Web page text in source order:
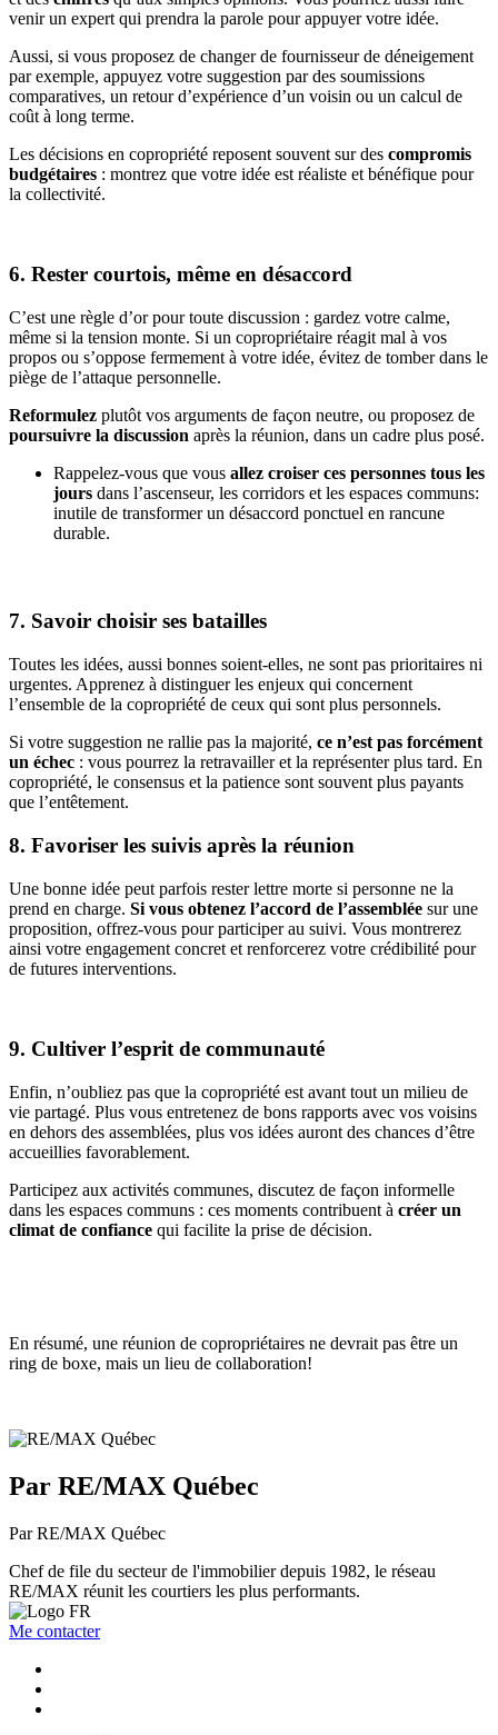
venir un expert qui prendra la parole pour appuyer votre idée.
Aussi, si vous proposez de changer de fournisseur de déneigement
par exemple, appuyez votre suggestion par des soumissions
comparatives, un retour d’expérience d’un voisin ou un calcul de
coût à long terme.
Les décisions en copropriété reposent souvent sur des compromis
budgétaires : montrez que votre idée est réaliste et bénéfique pour
la collectivité.
6. Rester courtois, même en désaccord
C’est une règle d’or pour toute discussion : gardez votre calme,
même si la tension monte. Si un copropriétaire réagit mal à vos
propos ou s’oppose fermement à votre idée, évitez de tomber dans le
piège de l’attaque personnelle.
Reformulez plutôt vos arguments de façon neutre, ou proposez de
poursuivre la discussion après la réunion, dans un cadre plus posé.
Rappelez-vous que vous allez croiser ces personnes tous les
jours dans l’ascenseur, les corridors et les espaces communs:
inutile de transformer un désaccord ponctuel en rancune
durable.
7. Savoir choisir ses batailles
Toutes les idées, aussi bonnes soient-elles, ne sont pas prioritaires ni
urgentes. Apprenez à distinguer les enjeux qui concernent
l’ensemble de la copropriété de ceux qui sont plus personnels.
Si votre suggestion ne rallie pas la majorité, ce n’est pas forcément
un échec : vous pourrez la retravailler et la représenter plus tard. En
copropriété, le consensus et la patience sont souvent plus payants
que l’entêtement.
8. Favoriser les suivis après la réunion
Une bonne idée peut parfois rester lettre morte si personne ne la
prend en charge. Si vous obtenez l’accord de l’assemblée sur une
proposition, offrez-vous pour participer au suivi. Vous montrerez
ainsi votre engagement concret et renforcerez votre crédibilité pour
de futures interventions.
9. Cultiver l’esprit de communauté
Enfin, n’oubliez pas que la copropriété est avant tout un milieu de
vie partagé. Plus vous entretenez de bons rapports avec vos voisins
en dehors des assemblées, plus vos idées auront des chances d’être
accueillies favorablement.
Participez aux activités communes, discutez de façon informelle
dans les espaces communs : ces moments contribuent à créer un
climat de confiance qui facilite la prise de décision.
En résumé, une réunion de copropriétaires ne devrait pas être un
ring de boxe, mais un lieu de collaboration!
Par RE/MAX Québec
Par RE/MAX Québec
Chef de file du secteur de l'immobilier depuis 1982, le réseau
RE/MAX réunit les courtiers les plus performants.
Me contacter